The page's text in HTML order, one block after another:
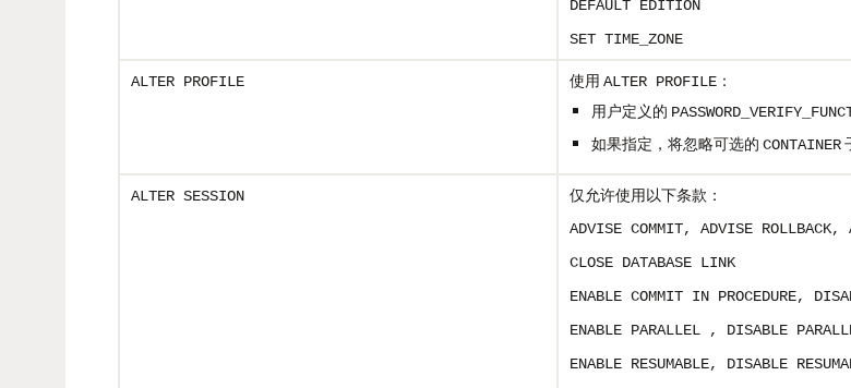
DEFAULT EDITION
SET TIME_ZONE
ALTER PROFILE 使用 ALTER PROFILE ：
用户定义的
如果指定，将忽略可选的 CONTAINER
ALTER SESSION 仅允许使用以下条款：
ADVISE COMMIT, ADVISE ROLLBACK,
CLOSE DATABASE LINK
ENABLE COMMIT IN PROCEDURE,
ENABLE PARALLEL
, DISABLE
ENABLE RESUMABLE, DISABLE